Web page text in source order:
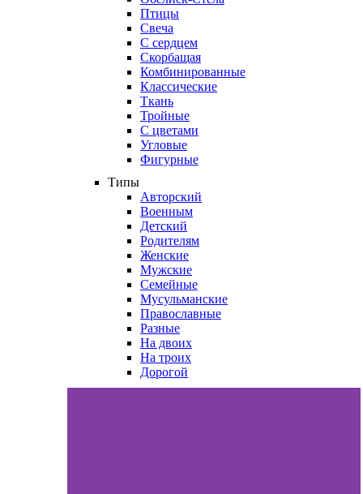
Птицы
Свеча
С сердцем
Скорбащая
Комбинированные
Классические
Ткань
Тройные
С цветами
Угловые
Фигурные
Типы
Авторский
Военным
Детский
Родителям
Женские
Мужские
Семейные
Мусульманские
Православные
Разные
На двоих
На троих
Дорогой